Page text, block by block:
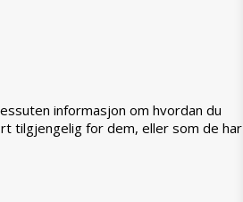
informasjon om hvordan du
tilgjengelig for dem, eller som de har